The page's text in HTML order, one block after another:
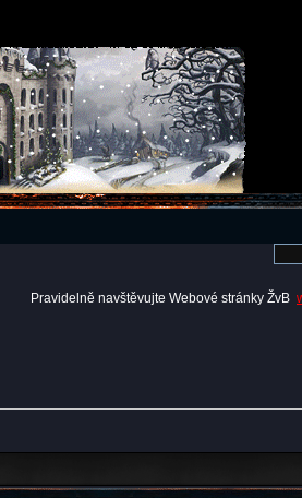
Pravidelně navštěvujte Webové stránky ŽvB